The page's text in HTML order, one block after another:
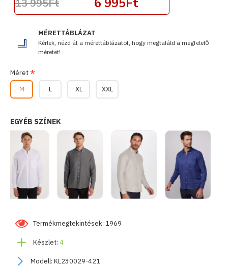
MÉRETTÁBLÁZAT
Kérlek, nézd át a mérettáblázatot, hogy megtaláld a megfelelő
méretet!
Készlet: 4
Modell: KL230029-421
Termékmegtekintések: 1969
13 995Ft
Méret
M
L XL XXL
EGYÉB SZÍNEK